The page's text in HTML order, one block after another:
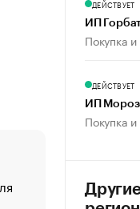
«От спорта
создавшей GTA
ДЕЙСТВУЕТ
ИП
Покупка
ДЕЙСТВУЕТ
ИП
Покупка